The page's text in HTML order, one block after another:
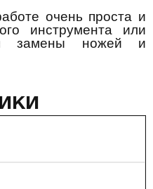
очень проста и
инструмента или
замены ножей и